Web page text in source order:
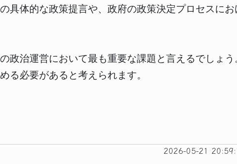
具体的な政策提言や、政府の政策決定プロセスにお
政治運営において最も重要な課題と言えるでしょう
る必要があると考えられます。
2026-05-21